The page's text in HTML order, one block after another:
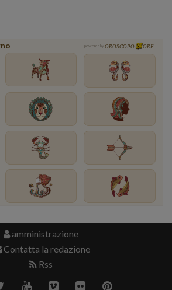
powered by OROSCOPO ORE
amministrazione
Contatta la redazione
Rss